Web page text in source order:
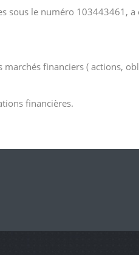
sous le numéro 103443461,
marchés financiers ( actions,
financières.